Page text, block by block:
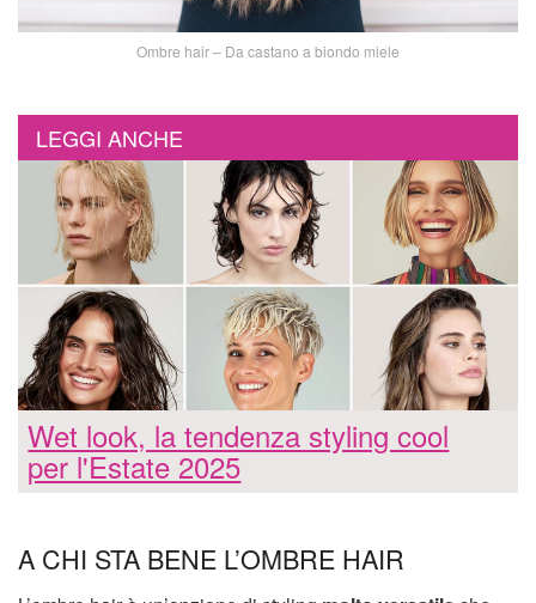
Ombre hair – Da castano a biondo miele
LEGGI ANCHE
Wet look, la tendenza styling cool
per l'Estate 2025
A CHI STA BENE L’OMBRE HAIR